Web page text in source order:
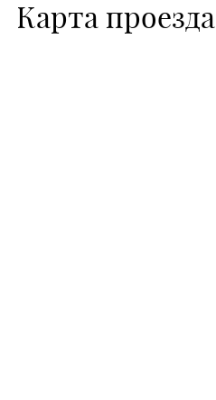
Карта проезда